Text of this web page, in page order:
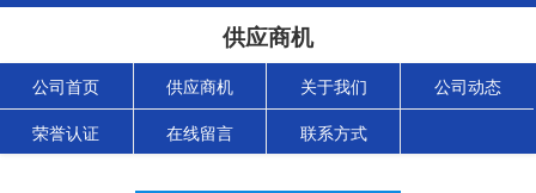
供应商机
公司首页 供应商机 关于我们 公司动态
荣誉认证 在线留言 联系方式